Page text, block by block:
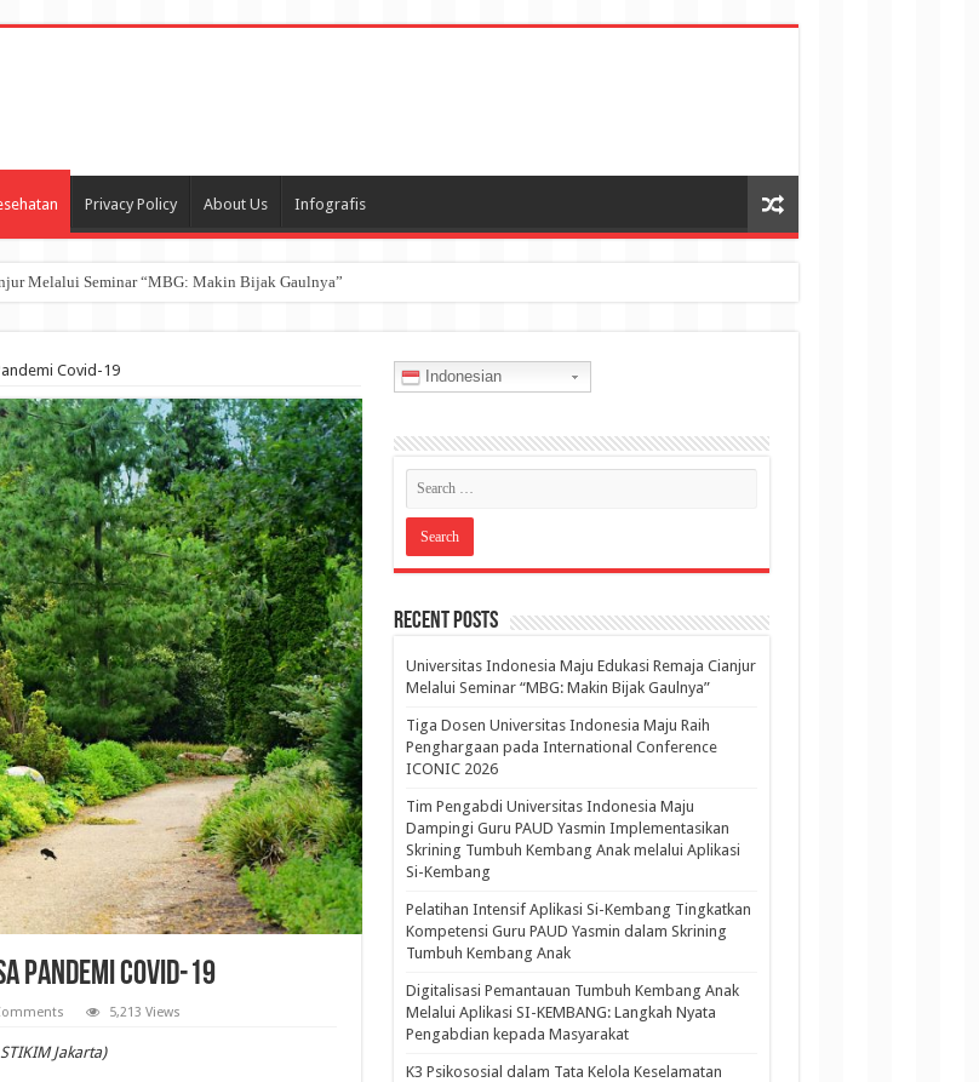
Privacy Policy About Us Infografis
Melalui Seminar “MBG: Makin Bijak Gaulnya”
Covid-19
Pandemi Covid-19
5,213 Views
Jakarta)
Indonesian
Recent Posts
Universitas Indonesia Maju Edukasi Remaja Cianjur
Melalui Seminar “MBG: Makin Bijak Gaulnya”
Tiga Dosen Universitas Indonesia Maju Raih
Penghargaan pada International Conference
ICONIC 2026
Tim Pengabdi Universitas Indonesia Maju
Dampingi Guru PAUD Yasmin Implementasikan
Skrining Tumbuh Kembang Anak melalui Aplikasi
Si-Kembang
Pelatihan Intensif Aplikasi Si-Kembang Tingkatkan
Kompetensi Guru PAUD Yasmin dalam Skrining
Tumbuh Kembang Anak
Digitalisasi Pemantauan Tumbuh Kembang Anak
Melalui Aplikasi SI-KEMBANG: Langkah Nyata
Pengabdian kepada Masyarakat
K3 Psikososial dalam Tata Kelola Keselamatan